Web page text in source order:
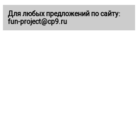
Для любых предложений по сайту:
fun-project@cp9.ru